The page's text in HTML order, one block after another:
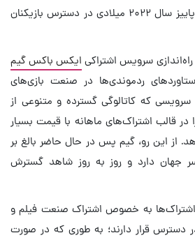
از پاییز سال ۲۰۲۲ میلادی در دسترس بازیکنان
سرویس اشتراکی ایکس باکس گیم
ردموندی‌ها در صنعت بازی‌های
که کاتالوگی گسترده و متنوعی از
قالب اشتراک‌های ماهانه با قیمت بسیار
از این رو، گیم پس در حال حاضر بالغ بر
جهان دارد و روز به روز شاهد گسترش
به خصوص اشتراک صنعت فیلم و
دسترس قرار دارند؛ به طوری که در صورت